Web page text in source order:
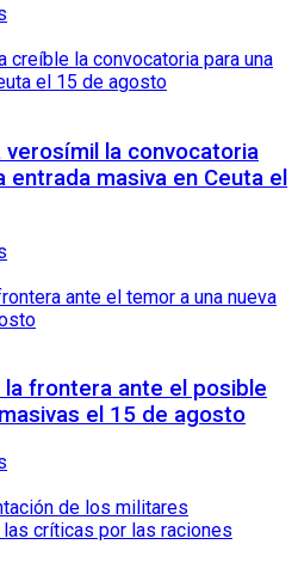
verosímil la convocatoria
entrada masiva en Ceuta el
frontera ante el posible
el 15 de agosto